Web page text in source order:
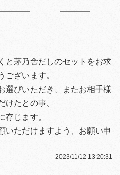
と茅乃舎だしのセットをお求
ございます。
選びいただき、またお相手様
けたとの事、
存じます。
いただけますよう、お願い申
2023/11/12 13:20:31